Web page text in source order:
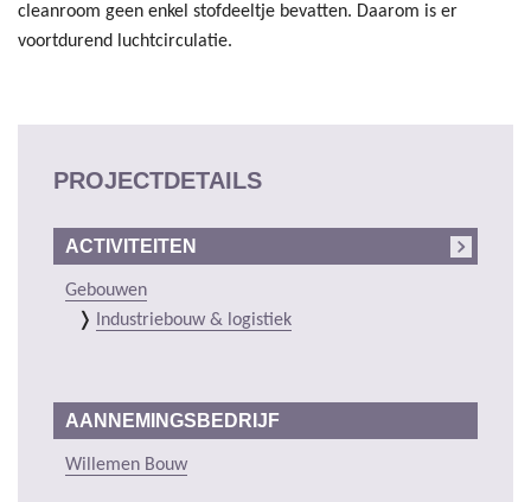
cleanroom geen enkel stofdeeltje bevatten. Daarom is er
voortdurend luchtcirculatie.
PROJECTDETAILS
ACTIVITEITEN
Gebouwen
Industriebouw & logistiek
AANNEMINGSBEDRIJF
Willemen Bouw